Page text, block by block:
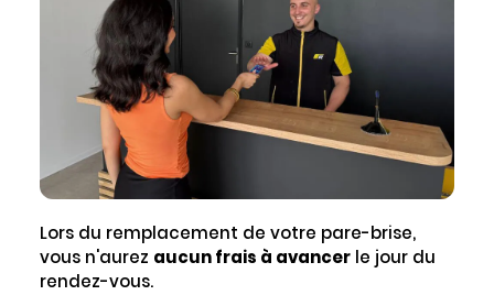
Lors du remplacement de votre pare-brise,
vous n'aurez aucun frais à avancer le jour du
rendez-vous.